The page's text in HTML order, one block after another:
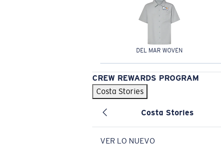
DEL MAR WOVEN
CREW REWARDS PROGRAM
Costa Stories
Costa Stories
VER LO NUEVO